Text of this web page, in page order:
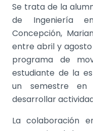
Se trata de la
de Ingeniería
Concepción,
entre abril y
programa de
estudiante de la
un semestre
desarrollar
La colaboración